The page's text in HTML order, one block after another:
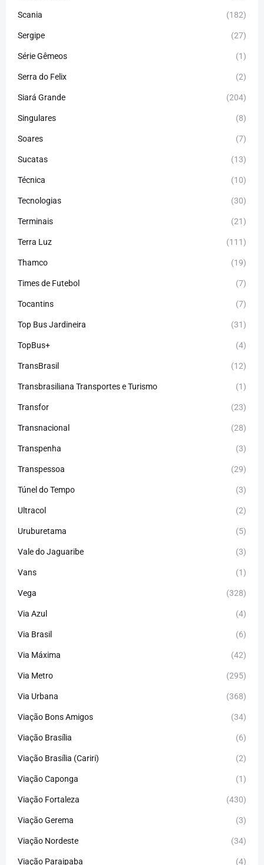
Scania (182)
Sergipe (27)
Série Gêmeos (1)
Serra do Felix (2)
Siará Grande (204)
Singulares (8)
Soares (7)
Sucatas (13)
Técnica (10)
Tecnologias (30)
Terminais (21)
Terra Luz (111)
Thamco (19)
Times de Futebol (7)
Tocantins (7)
Top Bus Jardineira (31)
TopBus+ (4)
TransBrasil (12)
Transbrasiliana Transportes e Turismo (1)
Transfor (23)
Transnacional (28)
Transpenha (3)
Transpessoa (29)
Túnel do Tempo (3)
Ultracol (2)
Uruburetama (5)
Vale do Jaguaribe (3)
Vans (1)
Vega (328)
Via Azul (4)
Via Brasil (6)
Via Máxima (42)
Via Metro (295)
Via Urbana (368)
Viação Bons Amigos (34)
Viação Brasília (6)
Viação Brasília (Cariri) (2)
Viação Caponga (1)
Viação Fortaleza (430)
Viação Gerema (3)
Viação Nordeste (34)
Viação Paraipaba (4)